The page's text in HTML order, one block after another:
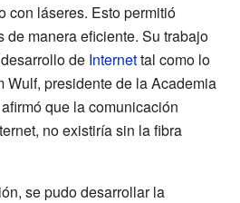
con láseres. Esto permitió
de manera eficiente. Su trabajo
de Internettal como lo
Wulf, presidente de la Academia
que la comunicación
no existiría sin la fibra
se pudo desarrollar la